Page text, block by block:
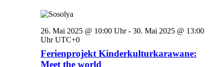
26. Mai 2025 @ 10:00 Uhr- 30. Mai 2025 @ 13:00
Uhr UTC+0
Ferienprojekt Kinderkulturkarawane:
Meet the world